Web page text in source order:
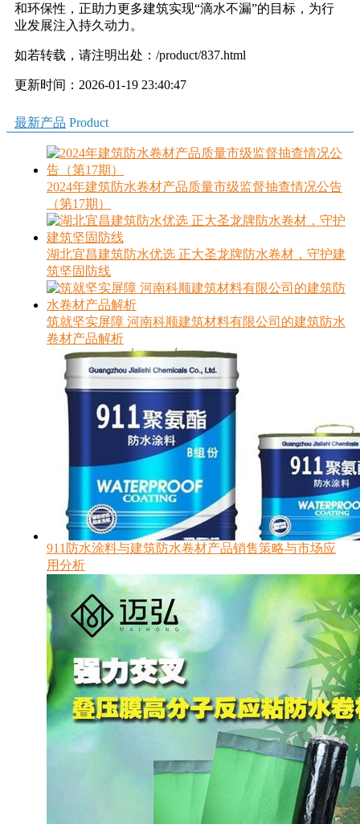
和环保性，正助力更多建筑实现“滴水不漏”的目标，为行
业发展注入持久动力。
如若转载，请注明出处：/product/837.html
更新时间：2026-01-19 23:40:47
最新产品 Product
2024年建筑防水卷材产品质量市级监督抽查情况公告
（第17期）
湖北宜昌建筑防水优选 正大圣龙牌防水卷材，守护建
筑坚固防线
筑就坚实屏障 河南科顺建筑材料有限公司的建筑防水
卷材产品解析
911防水涂料与建筑防水卷材产品销售策略与市场应
用分析